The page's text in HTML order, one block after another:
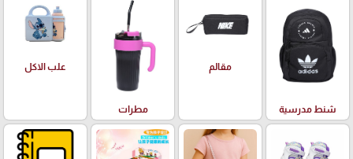
شنط مدرسية
مقالم
مطرات
علب الاكل